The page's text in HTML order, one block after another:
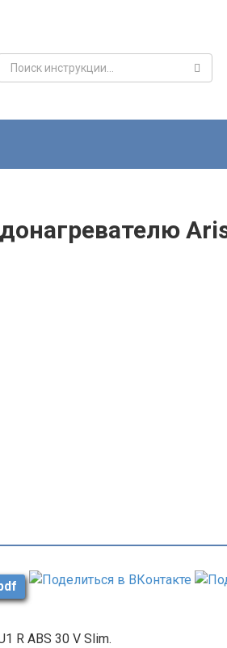
Поиск:
R ABS 30 V Slim.